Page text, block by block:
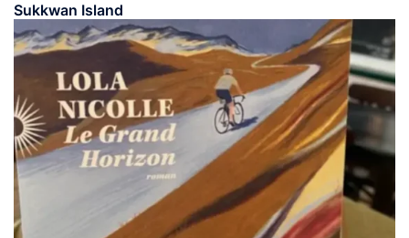
Sukkwan Island